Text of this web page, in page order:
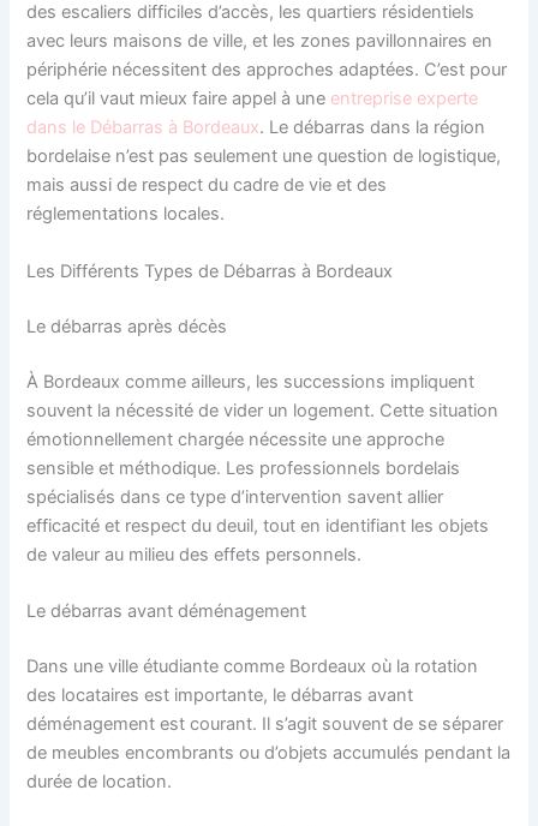
des escaliers difficiles d’accès, les quartiers résidentiels
avec leurs maisons de ville, et les zones pavillonnaires en
périphérie nécessitent des approches adaptées. C’est pour
cela qu’il vaut mieux faire appel à une entreprise experte
dans le Débarras à Bordeaux. Le débarras dans la région
bordelaise n’est pas seulement une question de logistique,
mais aussi de respect du cadre de vie et des
réglementations locales.
Les Différents Types de Débarras à Bordeaux
Le débarras après décès
À Bordeaux comme ailleurs, les successions impliquent
souvent la nécessité de vider un logement. Cette situation
émotionnellement chargée nécessite une approche
sensible et méthodique. Les professionnels bordelais
spécialisés dans ce type d’intervention savent allier
efficacité et respect du deuil, tout en identifiant les objets
de valeur au milieu des effets personnels.
Le débarras avant déménagement
Dans une ville étudiante comme Bordeaux où la rotation
des locataires est importante, le débarras avant
déménagement est courant. Il s’agit souvent de se séparer
de meubles encombrants ou d’objets accumulés pendant la
durée de location.